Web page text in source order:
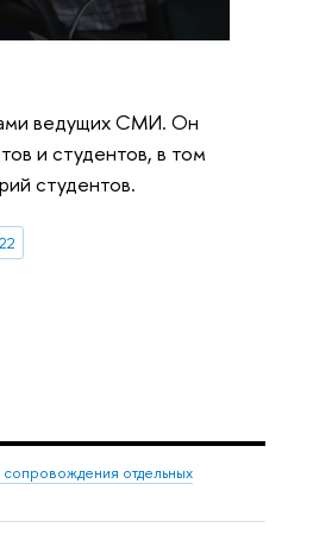
ведущих СМИ. Он
и студентов, в том
студентов.
отдельных